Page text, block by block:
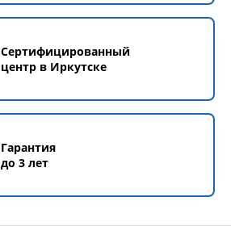
Сертифицированный
центр в Иркутске
Гарантия
до 3 лет